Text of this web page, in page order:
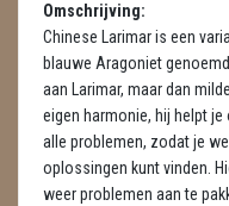
HUISREINIGING
KAARSEN
LAMPEN
MASSAGE
Omschrijving:
Chinese Larimar is een
blauwe Aragoniet
aan Larimar, maar dan
eigen harmonie, hij helpt
alle problemen, zodat je
oplossingen kunt vinden.
weer problemen aan te